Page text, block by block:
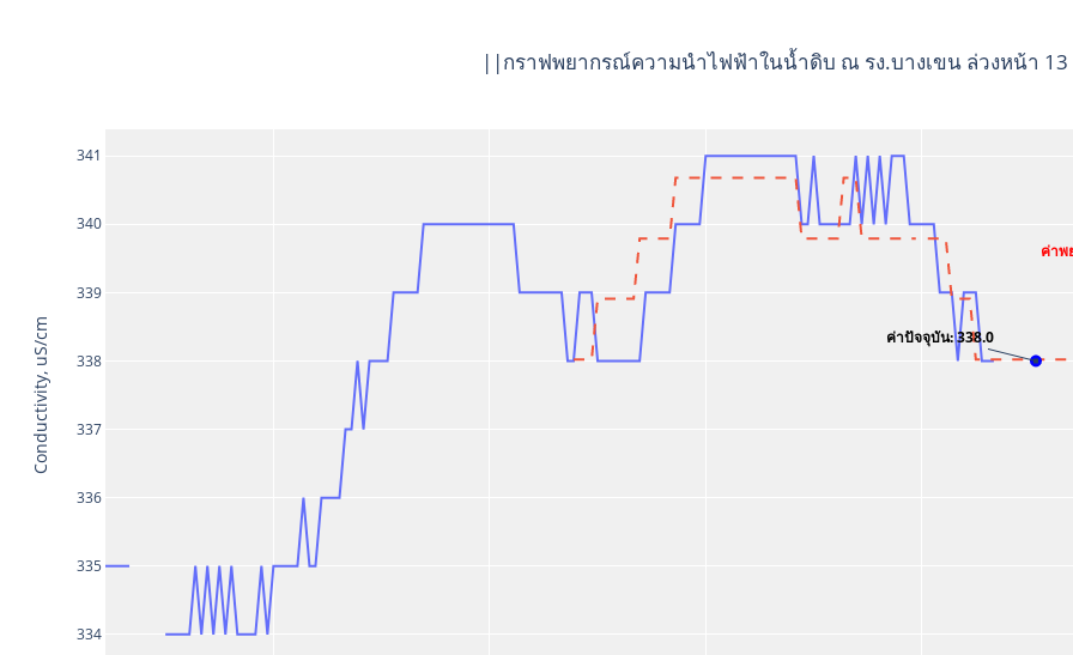
334
335
336
337
338
339
340
341
||กราฟพยากรณ์ความนำไฟฟ้าในน้ำดิบ ณ รง.บางเขน ล่วงหน้า
Conductivity, uS/cm ค่าปัจจุบัน: 338.0
ค่าพ